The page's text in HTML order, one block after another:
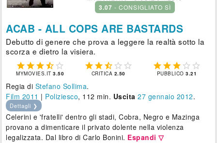
3.07 - CONSIGLIATO SÌ
ACAB - ALL COPS ARE BASTARDS
Debutto di genere che prova a leggere la realtà sotto la
scorza e dietro la visiera.
    
MYMOVIES.IT3.50
    
CRITICA 2.50
    
PUBBLICO3.21
Regia di Stefano Sollima.
Film 2011 | Poliziesco, 112 min. Uscita 27 gennaio 2012.
Dettagli ❯
Celerini e 'fratelli' dentro gli stadi, Cobra, Negro e Mazinga
provano a dimenticare il privato dolente nella violenza
legalizzata. Dal libro di Carlo Bonini. Espandi ▽